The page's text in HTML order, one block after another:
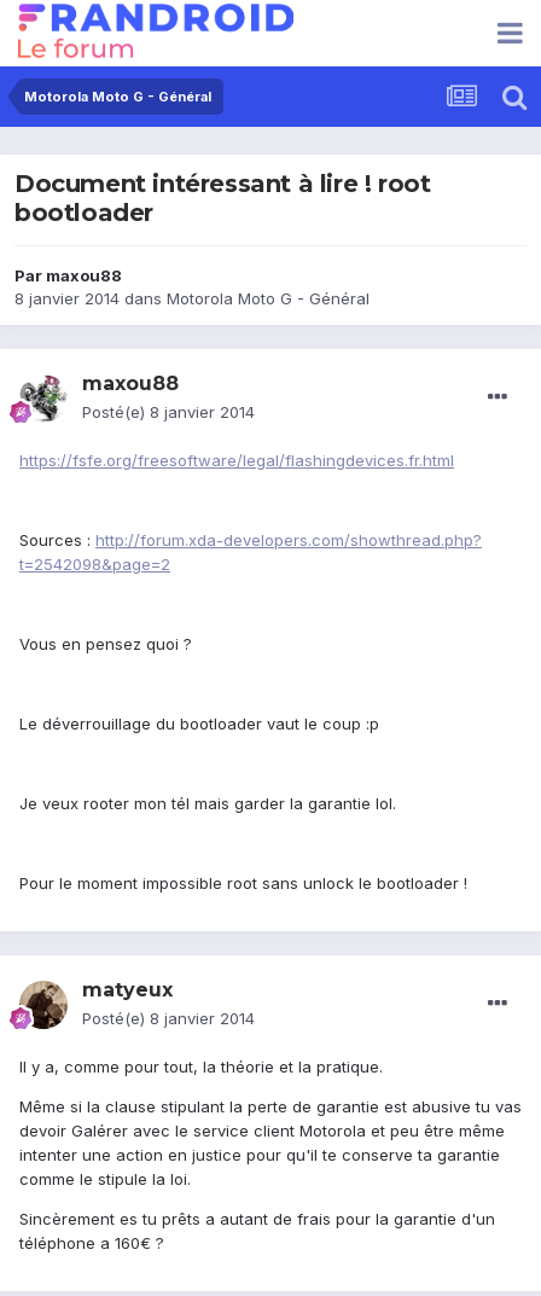
Motorola Moto G - Général
Document intéressant à lire ! root
bootloader
Par maxou88
8 janvier 2014 dans Motorola Moto G - Général
maxou88
Posté(e) 8 janvier 2014
https://fsfe.org/freesoftware/legal/flashingdevices.fr.html
Sources : http://forum.xda-developers.com/showthread.php?
t=2542098&page=2
Vous en pensez quoi ?
Le déverrouillage du bootloader vaut le coup :p
Je veux rooter mon tél mais garder la garantie lol.
Pour le moment impossible root sans unlock le bootloader !
matyeux
Posté(e) 8 janvier 2014
Il y a, comme pour tout, la théorie et la pratique.
Même si la clause stipulant la perte de garantie est abusive tu vas
devoir Galérer avec le service client Motorola et peu être même
intenter une action en justice pour qu'il te conserve ta garantie
comme le stipule la loi.
Sincèrement es tu prêts a autant de frais pour la garantie d'un
téléphone a 160€ ?